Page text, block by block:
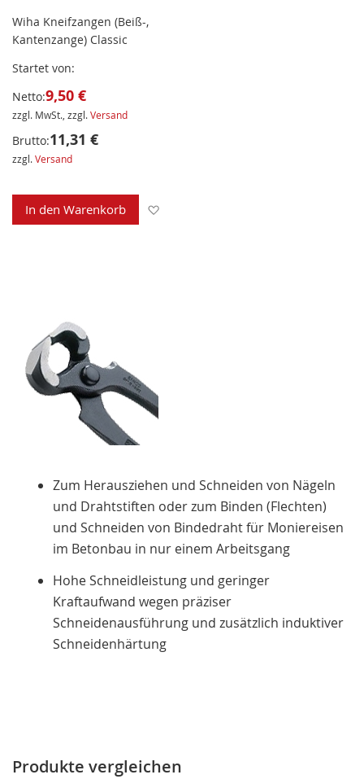
Wiha Kneifzangen (Beiß-,
Kantenzange) Classic
Startet von
Netto:9,50 €
zzgl. MwSt., zzgl.Versand
Brutto:11,31 €
zzgl.Versand
In den Warenkorb
Zum Herausziehen und Schneiden von Nägeln
und Drahtstiften oder zum Binden (Flechten)
und Schneiden von Bindedraht für Moniereisen
im Betonbau in nur einem Arbeitsgang
Hohe Schneidleistung und geringer
Kraftaufwand wegen präziser
Schneidenausführung und zusätzlich induktiver
Schneidenhärtung
Produkte vergleichen